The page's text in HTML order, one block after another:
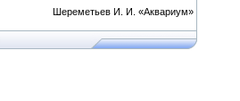
Шереметьев И. И. «Аквариум»